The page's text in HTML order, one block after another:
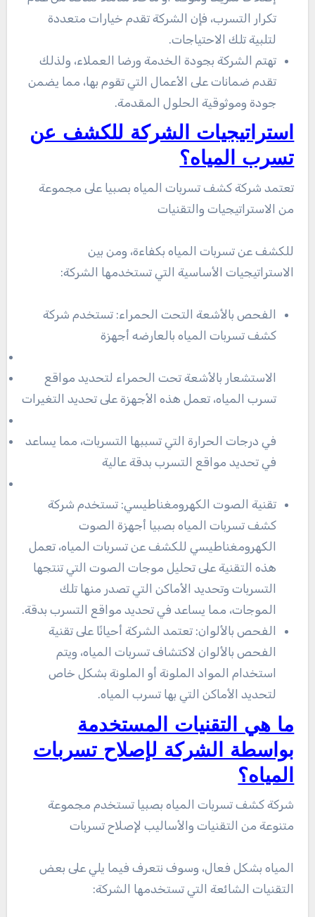
تكرار التسرب، فإن الشركة تقدم خيارات متعددة
لتلبية تلك الاحتياجات.
تهتم الشركة بجودة الخدمة ورضا العملاء، ولذلك
تقدم ضمانات على الأعمال التي تقوم بها، مما يضمن
جودة وموثوقية الحلول المقدمة.
استراتيجيات الشركة للكشف عن
تسرب المياه؟
تعتمد شركة كشف تسربات المياه بصبيا على مجموعة
من الاستراتيجيات والتقنيات
للكشف عن تسربات المياه بكفاءة، ومن بين
الاستراتيجيات الأساسية التي تستخدمها الشركة:
الفحص بالأشعة التحت الحمراء: تستخدم شركة
كشف تسربات المياه بالعارضه أجهزة
الاستشعار بالأشعة تحت الحمراء لتحديد مواقع
تسرب المياه، تعمل هذه الأجهزة على تحديد التغيرات
في درجات الحرارة التي تسببها التسربات، مما يساعد
في تحديد مواقع التسرب بدقة عالية
تقنية الصوت الكهرومغناطيسي: تستخدم شركة
كشف تسربات المياه بصبيا أجهزة الصوت
الكهرومغناطيسي للكشف عن تسربات المياه، تعمل
هذه التقنية على تحليل موجات الصوت التي تنتجها
التسربات وتحديد الأماكن التي تصدر منها تلك
الموجات، مما يساعد في تحديد مواقع التسرب بدقة.
الفحص بالألوان: تعتمد الشركة أحيانًا على تقنية
الفحص بالألوان لاكتشاف تسربات المياه، ويتم
استخدام المواد الملونة أو الملونة بشكل خاص
لتحديد الأماكن التي بها تسرب المياه.
ما هي التقنيات المستخدمة
بواسطة الشركة لإصلاح تسربات
المياه؟
شركة كشف تسربات المياه بصبيا تستخدم مجموعة
متنوعة من التقنيات والأساليب لإصلاح تسربات
المياه بشكل فعال، وسوف نتعرف فيما يلي على بعض
التقنيات الشائعة التي تستخدمها الشركة: